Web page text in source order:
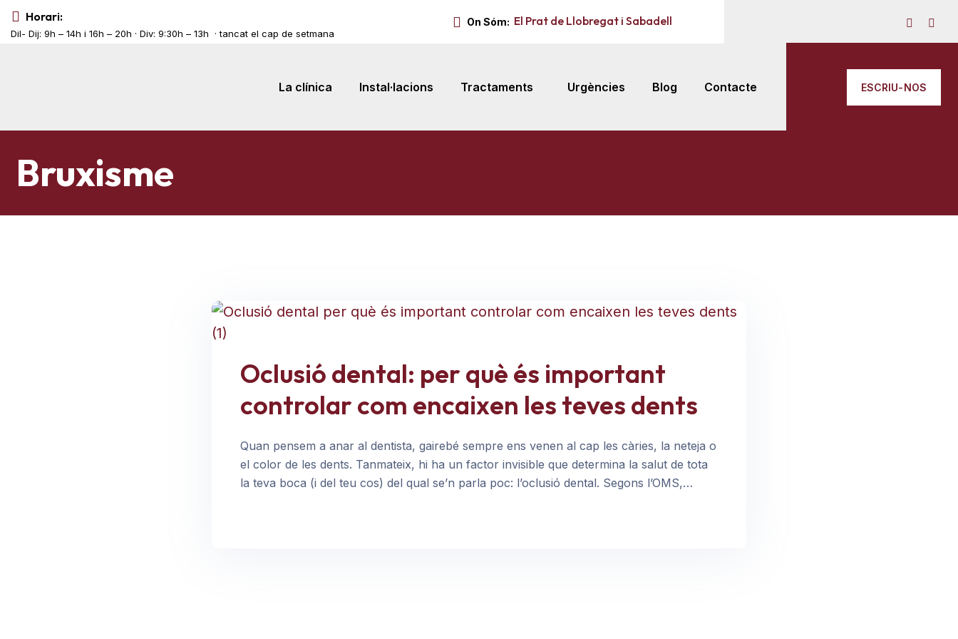
Horari:
Dil- Dij: 9h – 14h i 16h – 20h · Div: 9:30h – 13h · tancat el cap de setmana
On Sóm: El Prat de Llobregat i Sabadell
La clínica Instal·lacions Tractaments Urgències Blog Contacte ESCRIU-NOS
Bruxisme
Oclusió dental: per què és important
controlar com encaixen les teves dents
Quan pensem a anar al dentista, gairebé sempre ens venen al cap les càries, la neteja o
el color de les dents. Tanmateix, hi ha un factor invisible que determina la salut de tota
la teva boca (i del teu cos) del qual se’n parla poc: l’oclusió dental. Segons l’OMS,…